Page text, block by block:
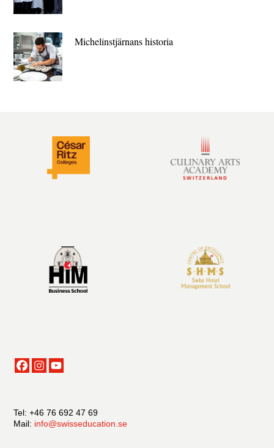
Michelin­stjärnans historia
Tel: +46 76 692 47 69
Mail: info@swisseducation.se